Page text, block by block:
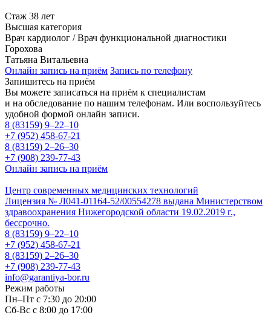
Стаж 38 лет
Высшая категория
Врач кардиолог / Врач функциональной диагностики
Горохова
Татьяна Витальевна
Онлайн запись на приём Запись по телефону
Запишитесь на приём
Вы можете записаться на приём к специалистам
и на обследование по нашим телефонам. Или воспользуйтесь
удобной формой онлайн записи.
8 (83159) 9–22–10
+7 (952) 458-67-21
8 (83159) 2–26–30
+7 (908) 239-77-43
Онлайн запись на приём
Центр современных медицинских технологий
Лицензия № Л041-01164-52/00554278 выдана Министерством
здравоохранения Нижегородской области 19.02.2019 г.,
бессрочно.
8 (83159) 9–22–10
+7 (952) 458-67-21
8 (83159) 2–26–30
+7 (908) 239-77-43
info@garantiya-bor.ru
Режим работы
Пн–Пт с 7:30 до 20:00
Cб-Вс с 8:00 до 17:00